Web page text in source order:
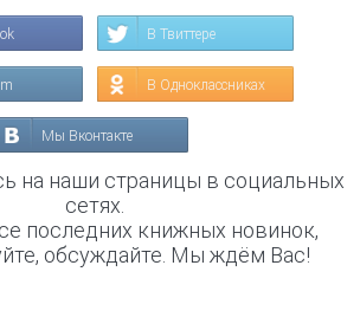
В Твиттере
В Одноклассниках
Мы Вконтакте
на наши страницы в социальных
сетях.
последних книжных новинок,
обсуждайте. Мы ждём Вас!